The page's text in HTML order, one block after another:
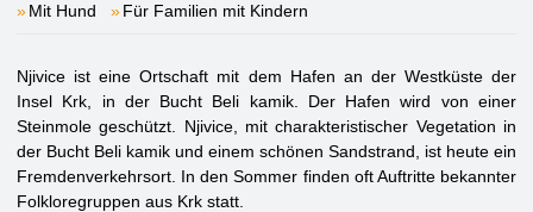
Mit Hund
Für Familien mit Kindern
Njivice ist eine Ortschaft mit dem Hafen an der Westküste der
Insel Krk, in der Bucht Beli kamik. Der Hafen wird von einer
Steinmole geschützt. Njivice, mit charakteristischer Vegetation in
der Bucht Beli kamik und einem schönen Sandstrand, ist heute ein
Fremdenverkehrsort. In den Sommer finden oft Auftritte bekannter
Folkloregruppen aus Krk statt.